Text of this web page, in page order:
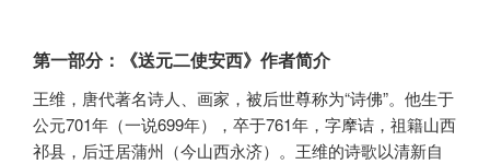
第一部分：《送元二使安西》作者简介
王维，唐代著名诗人、画家，被后世尊称为“诗佛”。他生于
公元701年（一说699年），卒于761年，字摩诘，祖籍山西
祁县，后迁居蒲州（今山西永济）。王维的诗歌以清新自